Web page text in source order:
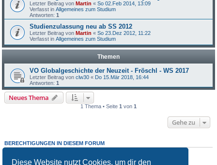
Diese Website nutzt Cookies, um dir den
Letzter Beitrag vonMartin «So 02.Feb 2014, 13:09
Verfasst inAllgemeines zum Studium
Antworten:1
Studienzulassung neu ab SS 2012
Letzter Beitrag vonMartin «So 23.Dez 2012, 11:22
Verfasst inAllgemeines zum Studium
Themen
VO Globalgeschichte der Neuzeit - Fröschl - WS 2017
Letzter Beitrag vonclw30 « Do 15.Mär 2018, 16:44
Antworten:1
Neues Thema
1 Thema • Seite 1 von 1
Gehe zu
BERECHTIGUNGEN IN DIESEM FORUM
Du darfst
keine Antworten zu Themen in diesem Forum erstellen.